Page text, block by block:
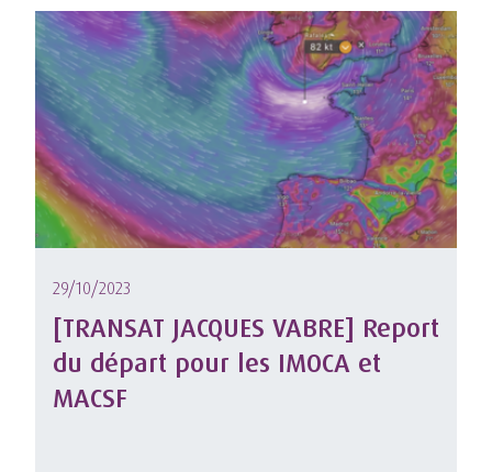
29/10/2023
[TRANSAT JACQUES VABRE] Report
du départ pour les IMOCA et
MACSF